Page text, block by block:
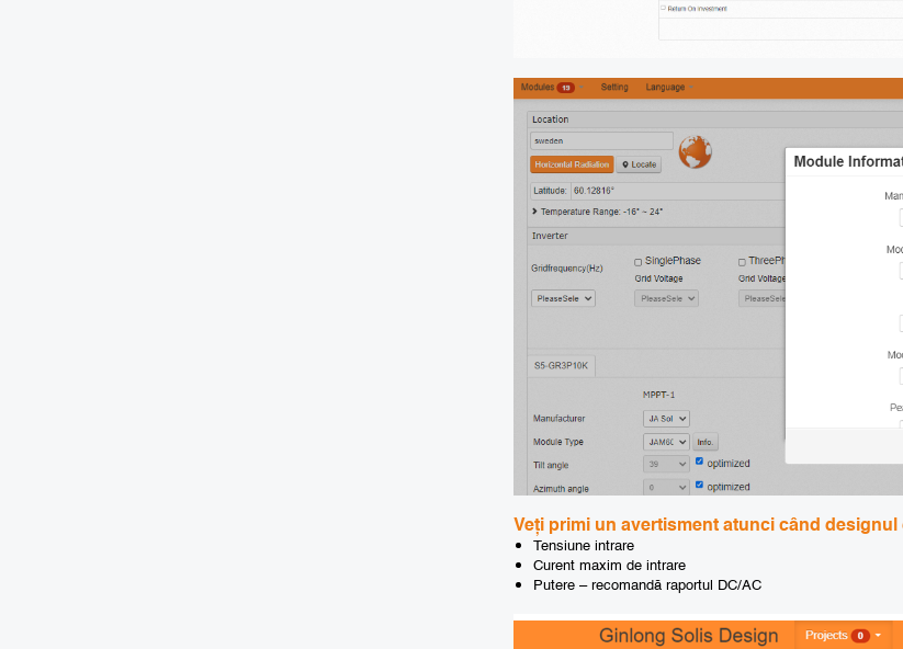
Veți primi un avertisment atunci când designul
Tensiune intrare
Curent maxim de intrare
Putere – recomandă raportul DC/AC